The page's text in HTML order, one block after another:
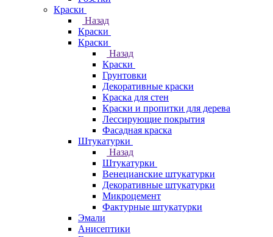
Краски
Назад
Краски
Краски
Назад
Краски
Грунтовки
Декоративные краски
Краска для стен
Краски и пропитки для дерева
Лессирующие покрытия
Фасадная краска
Штукатурки
Назад
Штукатурки
Венецианские штукатурки
Декоративные штукатурки
Микроцемент
Фактурные штукатурки
Эмали
Анисептики